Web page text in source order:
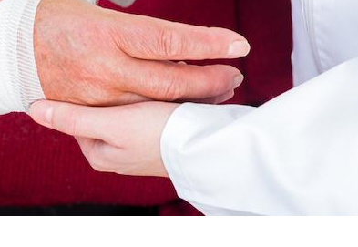
Toujours connectés :
comment le travail
empiète de plus en plus
sur nos soirées
Cancer colorectal : une
stratégie simple aurait
changé la donne au Pays
basque